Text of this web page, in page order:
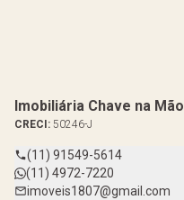
Imobiliária Chave na Mão
CRECI: 50246-J
(11) 91549-5614
(11) 4972-7220
imoveis1807@gmail.com